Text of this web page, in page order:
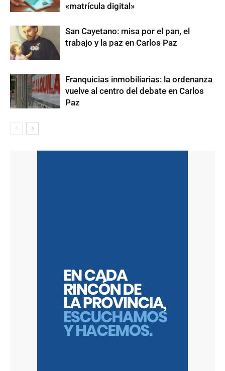
«matrícula digital»
San Cayetano: misa por el pan, el
trabajo y la paz en Carlos Paz
Franquicias inmobiliarias: la ordenanza
vuelve al centro del debate en Carlos
Paz